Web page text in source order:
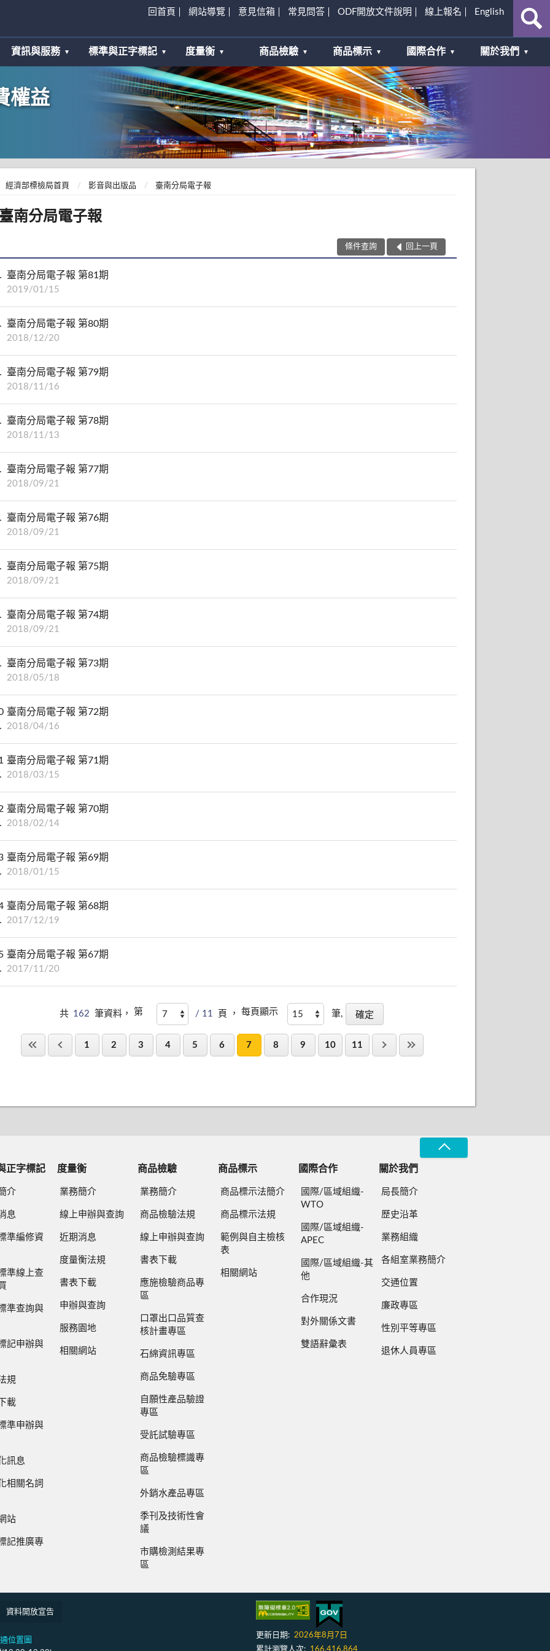
回首頁 網站導覽 意見信箱 常見問答 ODF開放文件說明 線上報名 English
資訊與服務 標準與正字標記 度量衡 商品檢驗 商品標示 國際合作 關於我們
權益
經濟部標檢局首頁 影音與出版品 臺南分局電子報
臺南分局電子報
條件查詢 回上一頁
臺南分局電子報 第81期
2019/01/15
臺南分局電子報 第80期
2018/12/20
臺南分局電子報 第79期
2018/11/16
臺南分局電子報 第78期
2018/11/13
臺南分局電子報 第77期
2018/09/21
臺南分局電子報 第76期
2018/09/21
臺南分局電子報 第75期
2018/09/21
臺南分局電子報 第74期
2018/09/21
臺南分局電子報 第73期
2018/05/18
臺南分局電子報 第72期
2018/04/16
臺南分局電子報 第71期
2018/03/15
臺南分局電子報 第70期
2018/02/14
臺南分局電子報 第69期
2018/01/15
臺南分局電子報 第68期
2017/12/19
臺南分局電子報 第67期
2017/11/20
共 162 筆資料， 第 / 11 頁 ， 每頁顯示 筆,
1 2 3 4 5 6 7 8 9 10 11
正字標記
介
息
準編修資
準線上查
準查詢與
記申辦與
規
載
準申辦與
訊息
相關名詞
站
記推廣專
度量衡
業務簡介
線上申辦與查詢
近期消息
度量衡法規
書表下載
申辦與查詢
服務園地
相關網站
商品檢驗
業務簡介
商品檢驗法規
線上申辦與查詢
書表下載
應施檢驗商品專
區
口罩出口品質查
核計畫專區
石綿資訊專區
商品免驗專區
自願性產品驗證
專區
受託試驗專區
商品檢驗標識專
區
外銷水產品專區
季刊及技術性會
議
市購檢測結果專
區
商品標示
商品標示法簡介
商品標示法規
範例與自主檢核
表
相關網站
國際合作
國際/區域組織-
WTO
國際/區域組織-
APEC
國際/區域組織-其
他
合作現況
對外關係文書
雙語辭彙表
關於我們
局長簡介
歷史沿革
業務組織
各組室業務簡介
交通位置
廉政專區
性別平等專區
退休人員專區
資料開放宣告
位置圖
更新日期: 2026年8月7日